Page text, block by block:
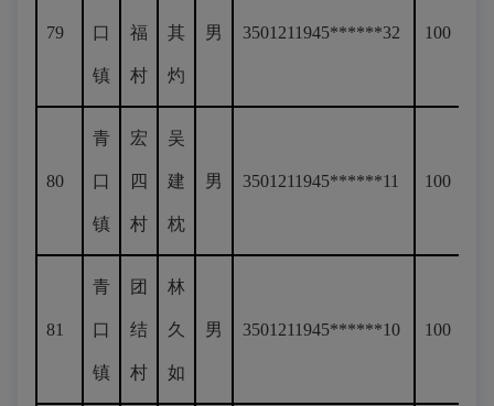
79 口
镇
福
村
其
灼
男 3501211945******32 100
80
青
口
镇
宏
四
村
吴
建
枕
男 3501211945******11 100
81
青
口
镇
团
结
村
林
久
如
男 3501211945******10 100